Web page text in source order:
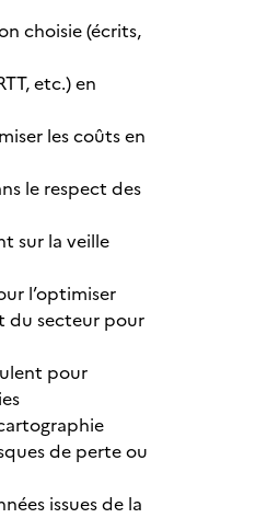
choisie (écrits,
etc.) en
les coûts en
le respect des
sur la veille
l’optimiser
du secteur pour
pour
de perte ou
issues de la